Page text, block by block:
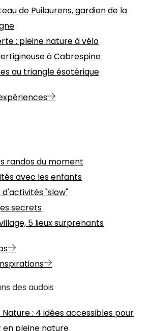
de Puilaurens, gardien de la
: pleine nature à vélo
à Cabrespine
au triangle ésotérique
randos du moment
avec les enfants
d'activités "slow"
secrets
5 lieux surprenants
des audois
Nature: 4 idées accessibles pour
en pleine nature